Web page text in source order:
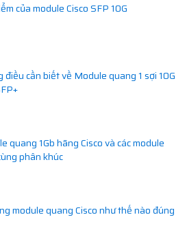
của module Cisco SFP 10G
điều cần biết về Module quang 1 sợi 10G
quang 1Gb hãng Cisco và các module
phân khúc
module quang Cisco như thế nào đúng